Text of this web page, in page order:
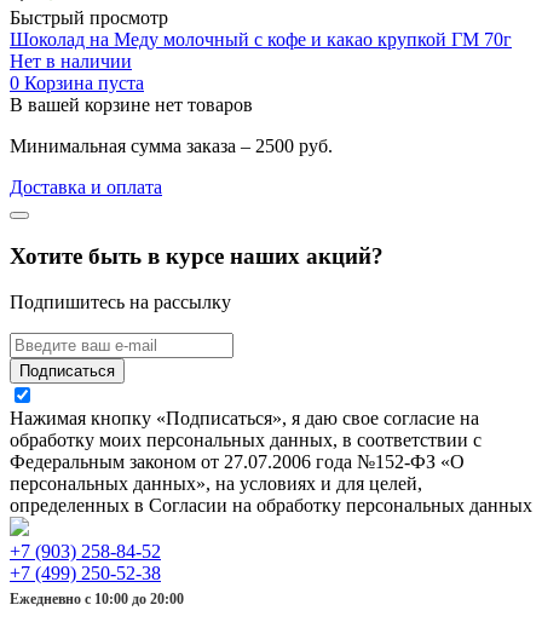
Быстрый просмотр
Шоколад на Меду молочный с кофе и какао крупкой ГМ 70г
Нет в наличии
0 Корзина пуста
В вашей корзине нет товаров
Минимальная сумма заказа – 2500 руб.
Доставка и оплата
Хотите быть в курсе наших акций?
Подпишитесь на рассылку
Подписаться
Нажимая кнопку «Подписаться», я даю свое согласие на
обработку моих персональных данных, в соответствии с
Федеральным законом от 27.07.2006 года №152-ФЗ «О
персональных данных», на условиях и для целей,
определенных в Согласии на обработку персональных данных
+7 (903) 258-84-52
+7 (499) 250-52-38
Ежедневно с 10:00 до 20:00